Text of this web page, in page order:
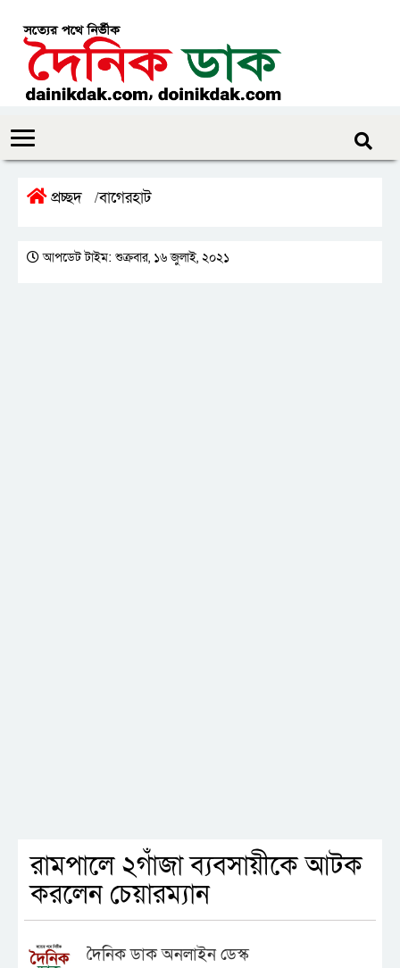
প্রচ্ছদ /বাগেরহাট
আপডেট টাইম: শুক্রবার, ১৬ জুলাই, ২০২১
রামপালে ২গাঁজা ব্যবসায়ীকে আটক
করলেন চেয়ারম্যান
দৈনিক ডাক অনলাইন ডেস্ক